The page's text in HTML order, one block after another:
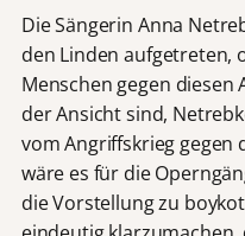
Die Sängerin Anna
den Linden aufgetreten,
Menschen gegen
der Ansicht sind,
vom Angriffskrieg gegen
wäre es für die
die Vorstellung zu